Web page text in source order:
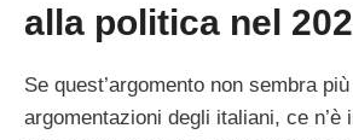
alla politica nel
Se quest’argomento non sembra
argomentazioni degli italiani, ce n’è